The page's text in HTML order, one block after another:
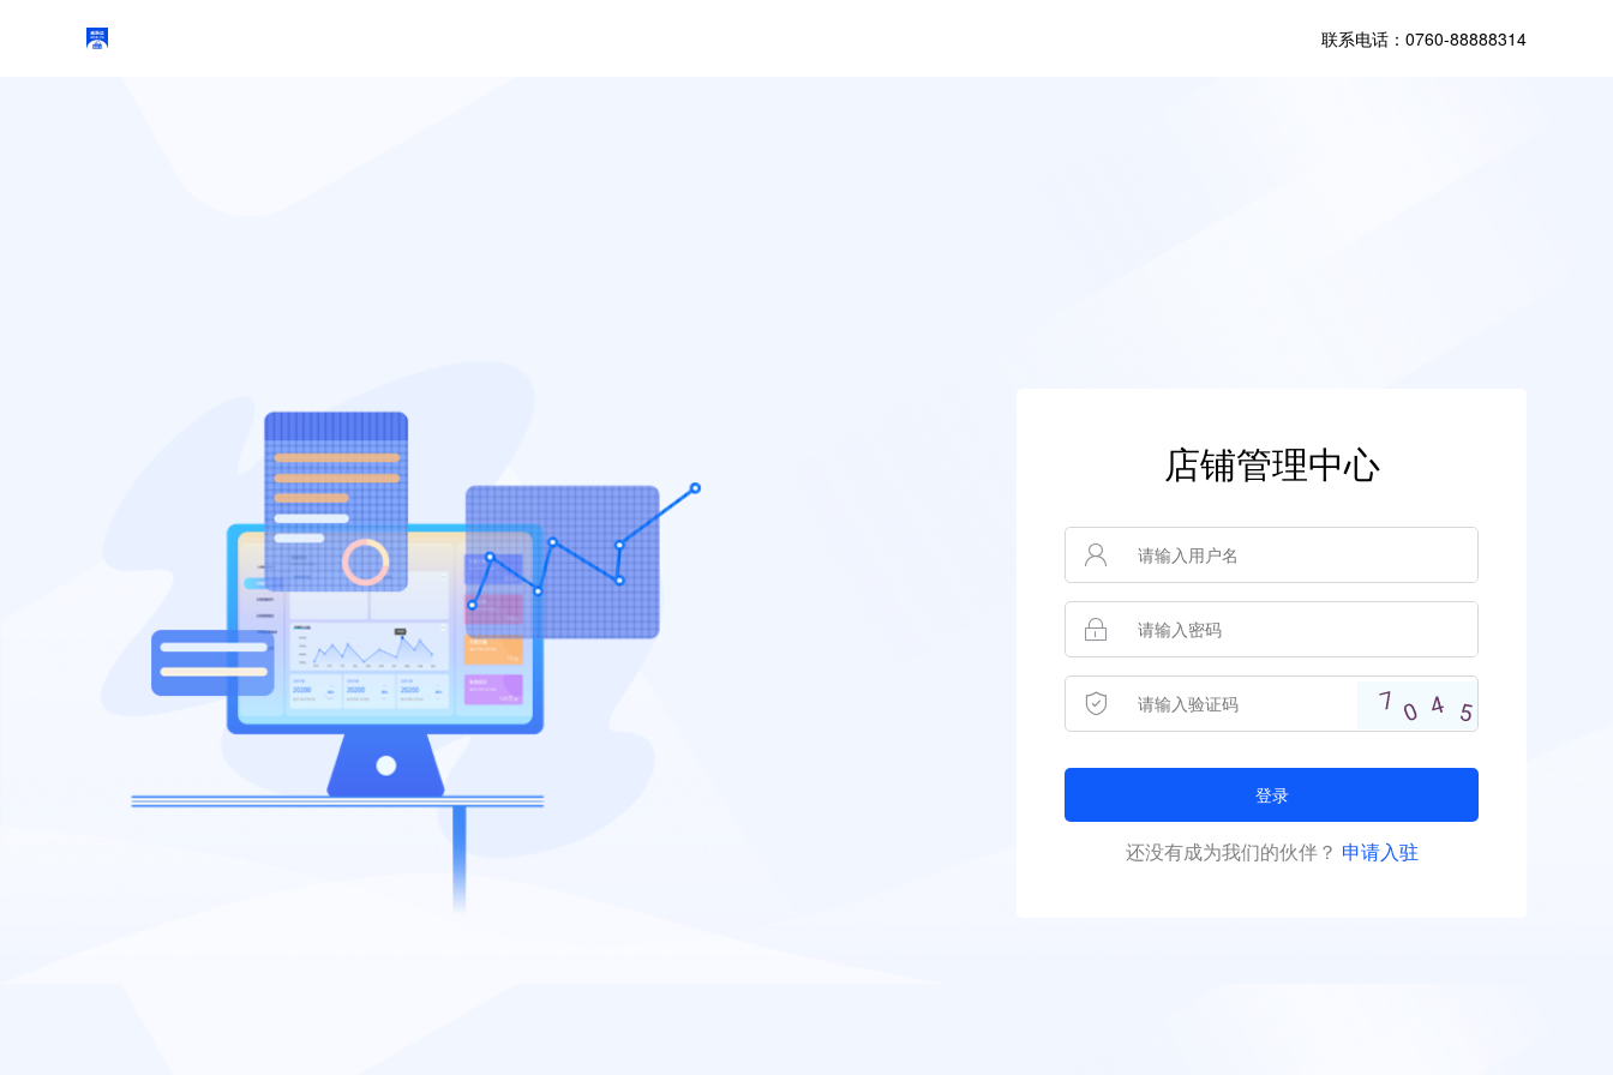
联系电话：0760-88888314
店铺管理中心
登录
还没有成为我们的伙伴？ 申请入驻